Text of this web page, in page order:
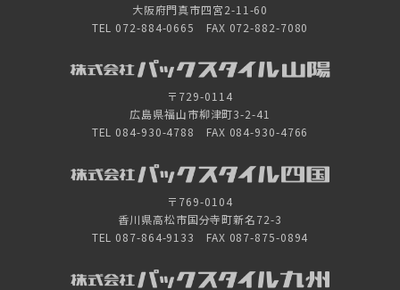
大阪府門真市四宮2-11-60
TEL 072-884-0665 FAX 072-882-7080
〒729-0114
広島県福山市柳津町3-2-41
TEL 084-930-4788 FAX 084-930-4766
〒769-0104
香川県高松市国分寺町新名72-3
TEL 087-864-9133 FAX 087-875-0894